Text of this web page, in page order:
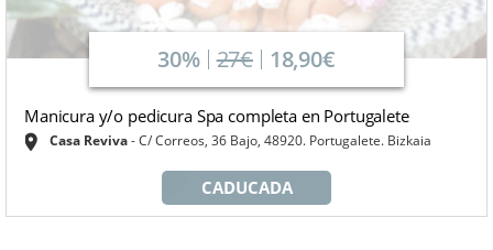
30% 27€ 18,90€
Manicura y/o pedicura Spa completa en Portugalete
Casa Reviva C/ Correos, 36 Bajo, 48920. Portugalete. Bizkaia
CADUCADA